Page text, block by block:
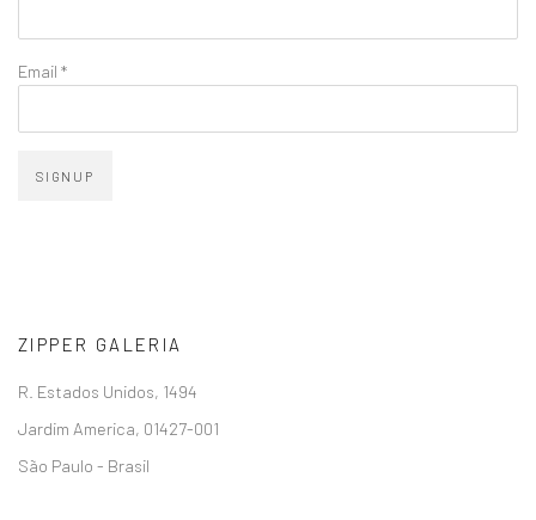
Email *
SIGNUP
ZIPPER GALERIA
R. Estados Unidos, 1494
Jardim America, 01427-001
São Paulo - Brasil